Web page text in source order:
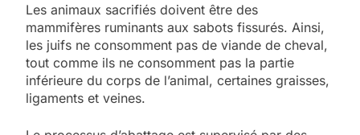
Les animaux sacrifiés doivent être des
mammifères ruminants aux sabots fissurés. Ainsi,
les juifs ne consomment pas de viande de cheval,
tout comme ils ne consomment pas la partie
inférieure du corps de l’animal, certaines graisses,
ligaments et veines.